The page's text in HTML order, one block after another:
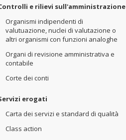
e rilievi sull'amministrazione
Organismi indipendenti di
valutuazione, nuclei di valutazione o
altri organismi con funzioni analoghe
Organi di revisione amministrativa e
contabile
Corte dei conti
erogati
Carta dei servizi e standard di qualità
Class action